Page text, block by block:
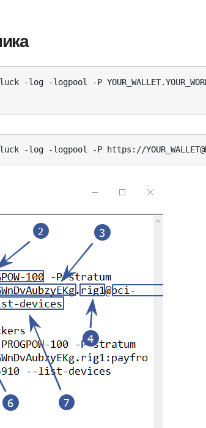
а
log -logpool -P
log -logpool -P https://